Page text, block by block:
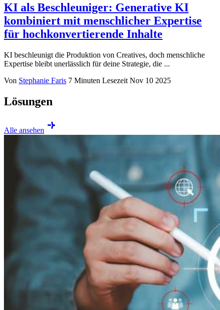
KI als Beschleuniger: Generative KI
kombiniert mit menschlicher Expertise
für hochkonvertierende Inhalte
KI beschleunigt die Produktion von Creatives, doch menschliche
Expertise bleibt unerlässlich für deine Strategie, die ...
Von Stephanie Faris 7 Minuten Lesezeit Nov 10 2025
Lösungen
Alle ansehen